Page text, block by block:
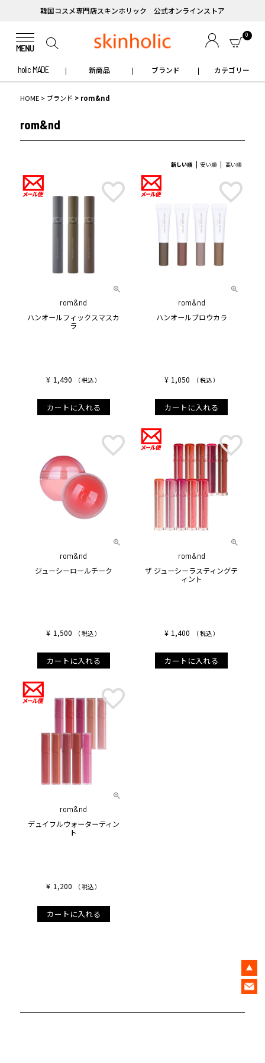
韓国コスメ専門店スキンホリック 公式オンラインストア
0
holic MADE 新商品 ブランド カテゴリー
HOME ブランド rom&nd
rom&nd
新しい順 安い順 高い順
rom&nd
ハンオールフィックスマスカ
ラ
¥ 1,490 税込
カートに入れる
rom&nd
ハンオールブロウカラ
¥ 1,050 税込
カートに入れる
rom&nd
ジューシーロールチーク
¥ 1,500 税込
カートに入れる
rom&nd
ザ ジューシーラスティングテ
ィント
¥ 1,400 税込
カートに入れる
rom&nd
デュイフルウォーターティン
ト
¥ 1,200 税込
カートに入れる